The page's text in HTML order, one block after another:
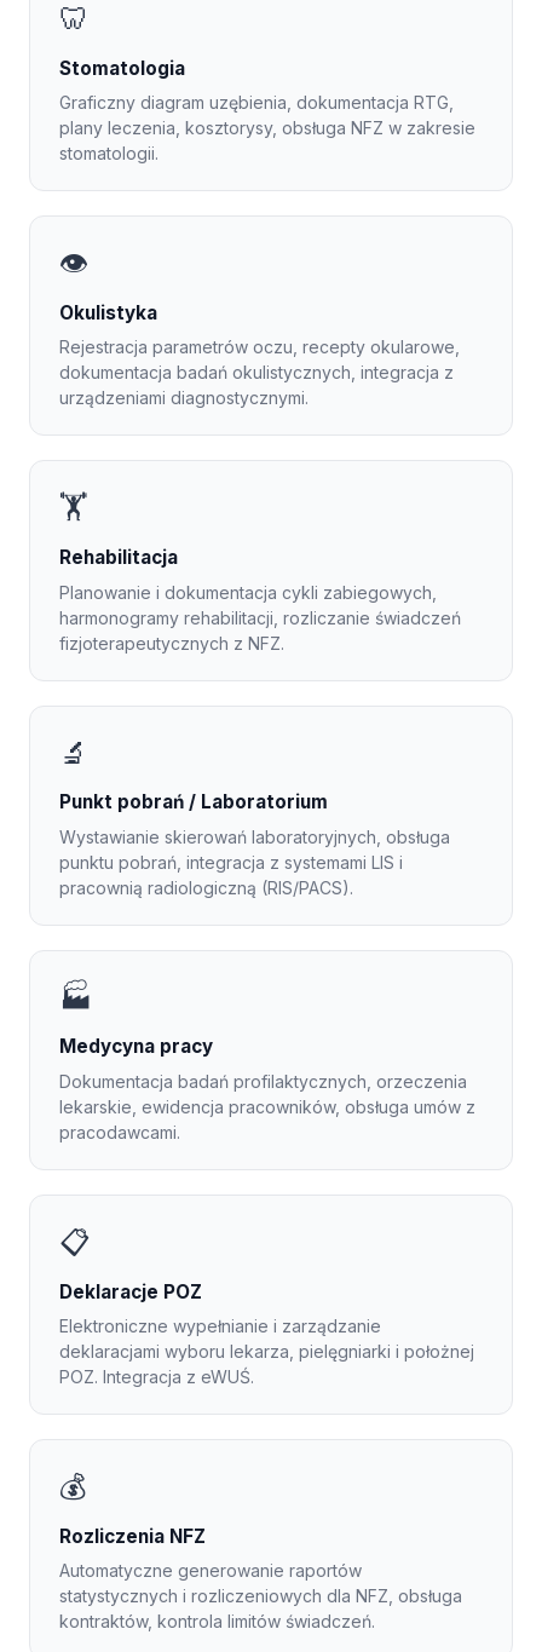
🦷
Stomatologia
Graficzny diagram uzębienia, dokumentacja RTG,
plany leczenia, kosztorysy, obsługa NFZ w zakresie
stomatologii.
👁️
Okulistyka
Rejestracja parametrów oczu, recepty okularowe,
dokumentacja badań okulistycznych, integracja z
urządzeniami diagnostycznymi.
🏋️
Rehabilitacja
Planowanie i dokumentacja cykli zabiegowych,
harmonogramy rehabilitacji, rozliczanie świadczeń
fizjoterapeutycznych z NFZ.
🔬
Punkt pobrań / Laboratorium
Wystawianie skierowań laboratoryjnych, obsługa
punktu pobrań, integracja z systemami LIS i
pracownią radiologiczną (RIS/PACS).
🏭
Medycyna pracy
Dokumentacja badań profilaktycznych, orzeczenia
lekarskie, ewidencja pracowników, obsługa umów z
pracodawcami.
📋
Deklaracje POZ
Elektroniczne wypełnianie i zarządzanie
deklaracjami wyboru lekarza, pielęgniarki i położnej
POZ. Integracja z eWUŚ.
💰
Rozliczenia NFZ
Automatyczne generowanie raportów
statystycznych i rozliczeniowych dla NFZ, obsługa
kontraktów, kontrola limitów świadczeń.